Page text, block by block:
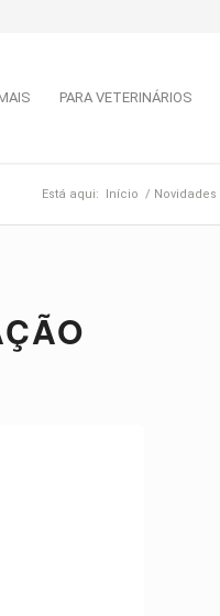
PARA VETERINÁRIOS
Está aqui: Início / Novidades